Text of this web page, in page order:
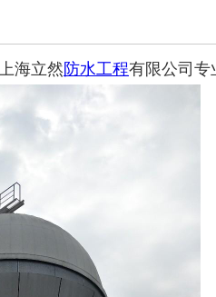
海立然防水工程有限公司专